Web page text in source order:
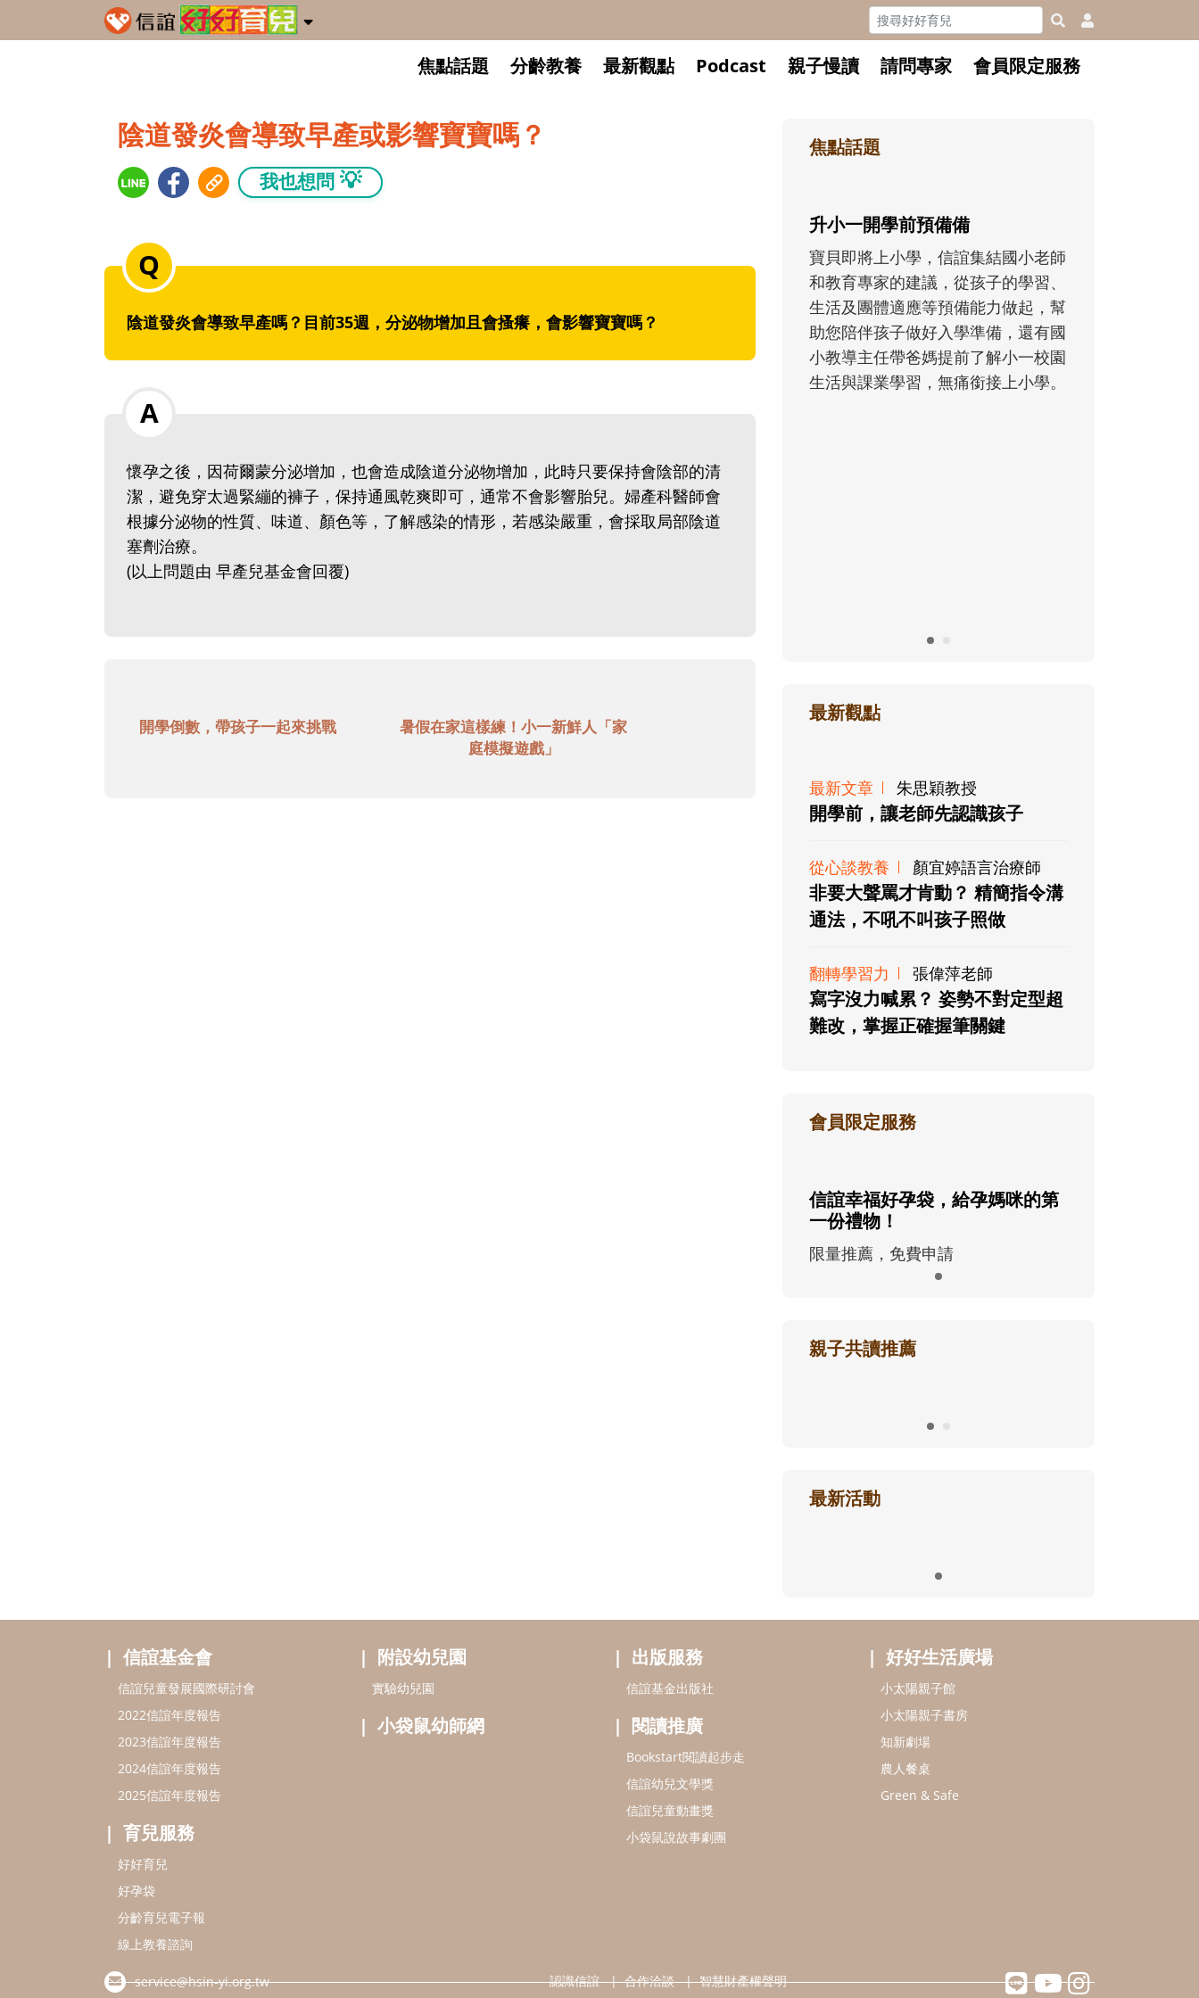
焦點話題 分齡教養 最新觀點 Podcast 親子慢讀 請問專家 會員限定服務
陰道發炎會導致早產或影響寶寶嗎？
我也想問 💡
陰道發炎會導致早產嗎？目前35週，分泌物增加且會搔癢，會影響寶寶嗎？
懷孕之後，因荷爾蒙分泌增加，也會造成陰道分泌物增加，此時只要保持會陰部的清
潔，避免穿太過緊繃的褲子，保持通風乾爽即可，通常不會影響胎兒。婦產科醫師會
根據分泌物的性質、味道、顏色等，了解感染的情形，若感染嚴重，會採取局部陰道
塞劑治療。
(以上問題由 早產兒基金會回覆)
開學倒數，帶孩子一起來挑戰
暑假在家這樣練！小一新鮮人「家
庭模擬遊戲」
焦點話題
升小一開學前預備備
寶貝即將上小學，信誼集結國小老師
和教育專家的建議，從孩子的學習、
生活及團體適應等預備能力做起，幫
助您陪伴孩子做好入學準備，還有國
小教導主任帶爸媽提前了解小一校園
生活與課業學習，無痛銜接上小學。
最新觀點
最新文章 朱思穎教授
開學前，讓老師先認識孩子
從心談教養 顏宜婷語言治療師
非要大聲罵才肯動？ 精簡指令溝
通法，不吼不叫孩子照做
翻轉學習力 張偉萍老師
寫字沒力喊累？ 姿勢不對定型超
難改，掌握正確握筆關鍵
會員限定服務
信誼幸福好孕袋，給孕媽咪的第
一份禮物！
限量推薦，免費申請
親子共讀推薦
最新活動
信誼基金會
信誼兒童發展國際研討會
2022信誼年度報告
2023信誼年度報告
2024信誼年度報告
2025信誼年度報告
育兒服務
好好育兒
好孕袋
分齡育兒電子報
線上教養諮詢
附設幼兒園
實驗幼兒園
小袋鼠幼師網
出版服務
信誼基金出版社
閱讀推廣
Bookstart閱讀起步走
信誼幼兒文學獎
信誼兒童動畫獎
小袋鼠說故事劇團
好好生活廣場
小太陽親子館
小太陽親子書房
知新劇場
農人餐桌
Green & Safe
service@hsin-yi.org.tw 認識信誼 合作洽談 智慧財產權聲明